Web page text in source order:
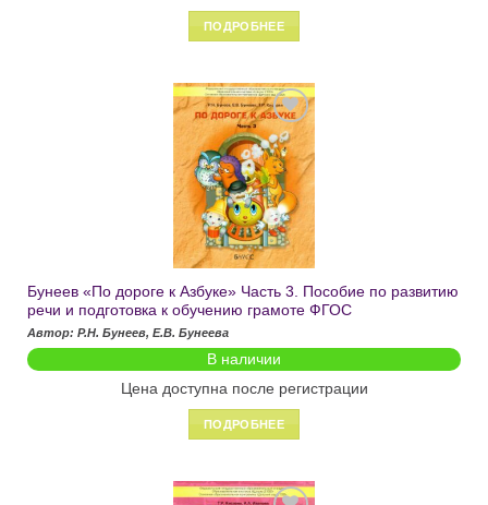
ПОДРОБНЕЕ
Добавить
в список
желаний
Бунеев «По дороге к Азбуке» Часть 3. Пособие по развитию
речи и подготовка к обучению грамоте ФГОС
Автор: Р.Н. Бунеев, Е.В. Бунеева
В наличии
Цена доступна после регистрации
ПОДРОБНЕЕ